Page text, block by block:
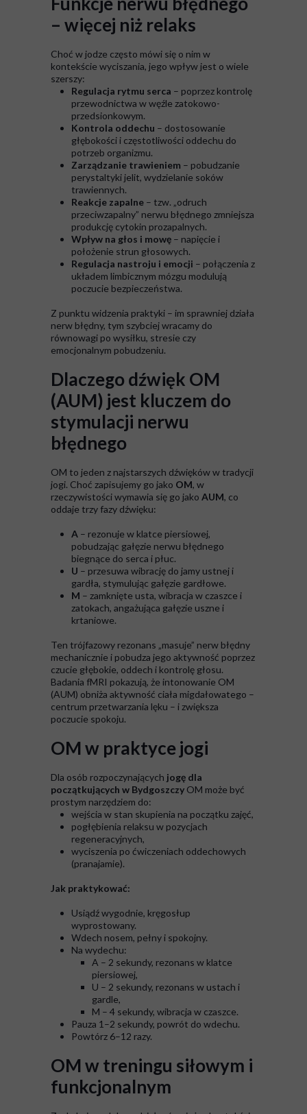
– więcej niż relaks
Choć w jodze często mówi się o nim w
kontekście wyciszania, jego wpływ jest o wiele
szerszy:
Regulacja rytmu serca – poprzez kontrolę
przewodnictwa w węźle zatokowo-
przedsionkowym.
Kontrola oddechu – dostosowanie
głębokości i częstotliwości oddechu do
potrzeb organizmu.
Zarządzanie trawieniem – pobudzanie
perystaltyki jelit, wydzielanie soków
trawiennych.
Reakcje zapalne – tzw. „odruch
przeciwzapalny” nerwu błędnego zmniejsza
produkcję cytokin prozapalnych.
Wpływ na głos i mowę – napięcie i
położenie strun głosowych.
Regulacja nastroju i emocji – połączenia z
układem limbicznym mózgu modulują
poczucie bezpieczeństwa.
Z punktu widzenia praktyki – im sprawniej działa
nerw błędny, tym szybciej wracamy do
równowagi po wysiłku, stresie czy
emocjonalnym pobudzeniu.
Dlaczego dźwięk OM
(AUM) jest kluczem do
stymulacji nerwu
błędnego
OM to jeden z najstarszych dźwięków w tradycji
jogi. Choć zapisujemy go jako OM, w
rzeczywistości wymawia się go jako AUM, co
oddaje trzy fazy dźwięku:
A – rezonuje w klatce piersiowej,
pobudzając gałęzie nerwu błędnego
biegnące do serca i płuc.
U – przesuwa wibrację do jamy ustnej i
gardła, stymulując gałęzie gardłowe.
M – zamknięte usta, wibracja w czaszce i
zatokach, angażująca gałęzie uszne i
krtaniowe.
Ten trójfazowy rezonans „masuje” nerw błędny
mechanicznie i pobudza jego aktywność poprzez
czucie głębokie, oddech i kontrolę głosu.
Badania fMRI pokazują, że intonowanie OM
(AUM) obniża aktywność ciała migdałowatego –
centrum przetwarzania lęku – i zwiększa
poczucie spokoju.
OM w praktyce jogi
Dla osób rozpoczynających jogę dla
początkujących w Bydgoszczy OM może być
prostym narzędziem do:
wejścia w stan skupienia na początku zajęć,
pogłębienia relaksu w pozycjach
regeneracyjnych,
wyciszenia po ćwiczeniach oddechowych
(pranajamie).
Jak praktykować:
Usiądź wygodnie, kręgosłup
wyprostowany.
Wdech nosem, pełny i spokojny.
Na wydechu:
A – 2 sekundy, rezonans w klatce
piersiowej,
U – 2 sekundy, rezonans w ustach i
gardle,
M – 4 sekundy, wibracja w czaszce.
Pauza 1–2 sekundy, powrót do wdechu.
Powtórz 6–12 razy.
OM w treningu siłowym i
funkcjonalnym